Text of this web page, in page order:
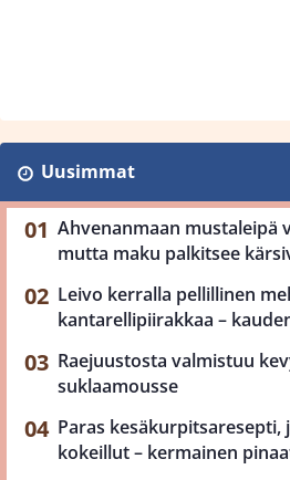
Uusimmat
Ahvenanmaan mustaleipä
mutta maku palkitsee
Leivo kerralla pellillinen
kantarellipiirakkaa –
Raejuustosta valmistuu
suklaamousse
Paras kesäkurpitsaresepti,
kokeillut – kermainen